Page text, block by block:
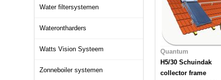
Water filtersystemen
Waterontharders
Watts Vision Systeem
Zonneboiler systemen
Quantum
H5/30 Schuindak
collector frame